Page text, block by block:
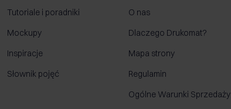
Tutoriale i poradniki
Mockupy
Inspiracje
Słownik pojęć
O nas
Dlaczego Drukomat?
Mapa strony
Regulamin
Ogólne Warunki Sprzedaży